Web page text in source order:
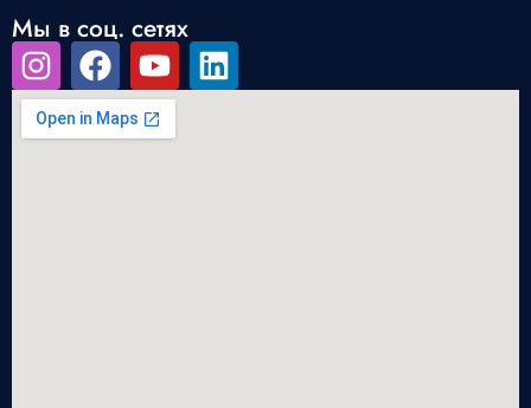
Мы в соц. сетях